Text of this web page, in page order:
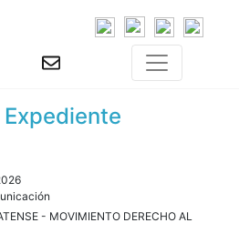
- MOVIMIENTO DERECHO AL